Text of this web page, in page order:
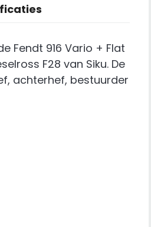
Fendt 916 Vario + Flat
F28 van Siku. De
achterhef, bestuurder